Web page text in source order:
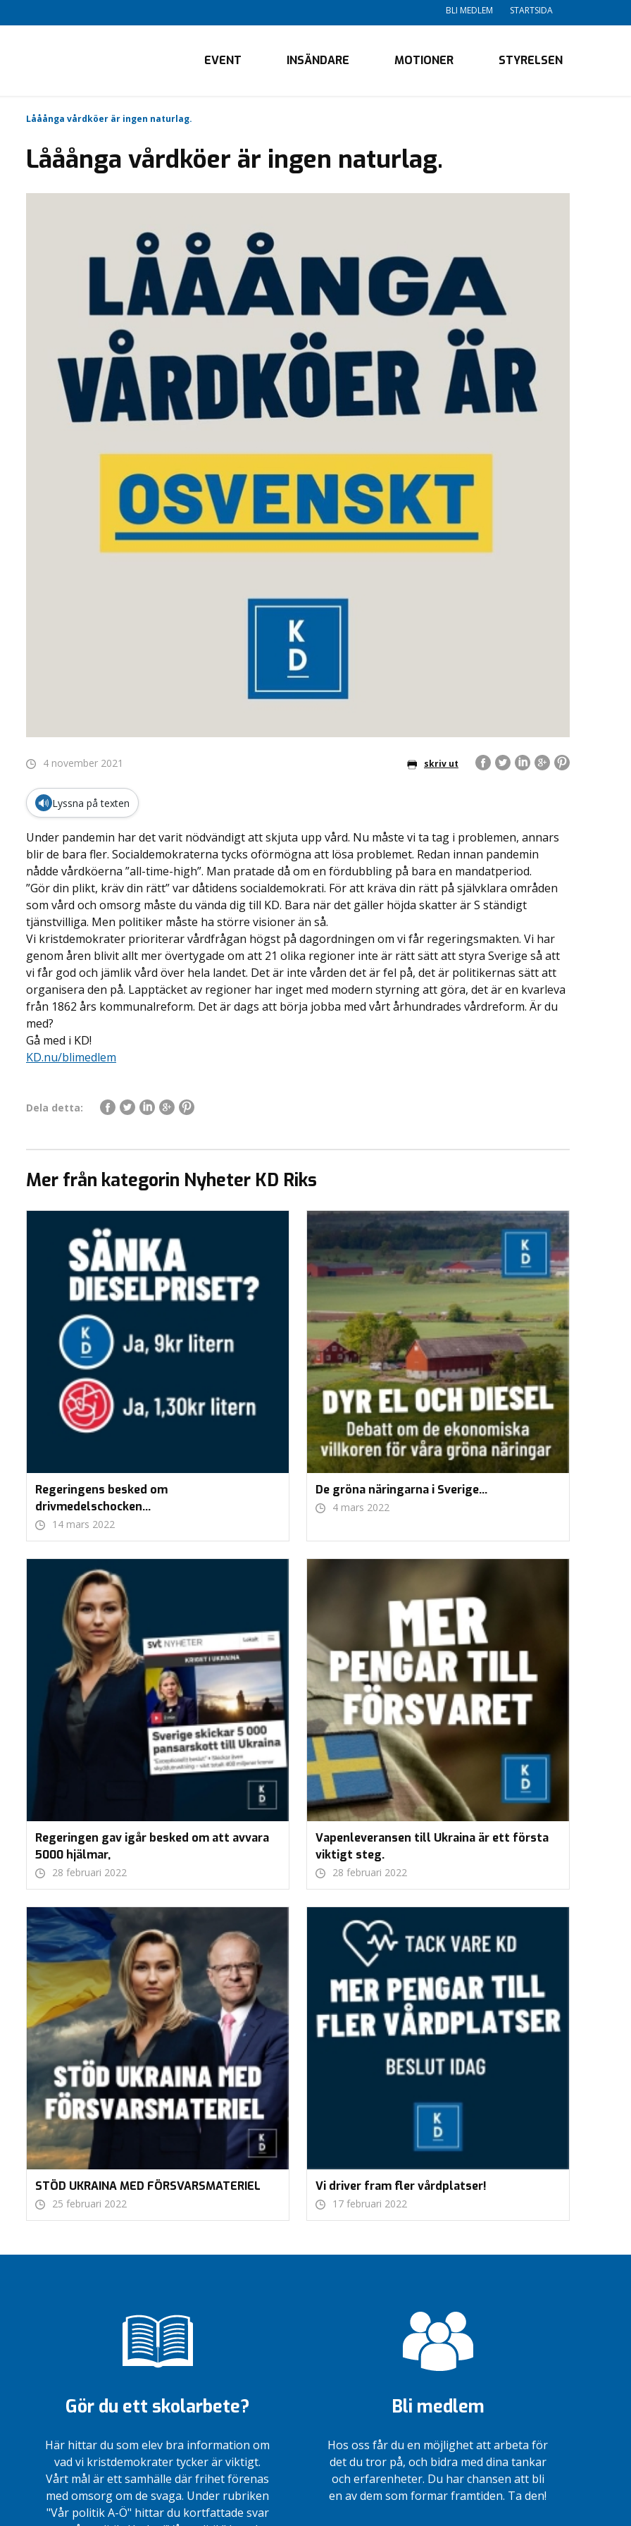
BLI MEDLEM STARTSIDA
EVENT INSÄNDARE MOTIONER STYRELSEN
Lååånga vårdköer är ingen naturlag.
Lååånga vårdköer är ingen naturlag.
4 november 2021 skriv ut
🔊 Lyssna på texten
Under pandemin har det varit nödvändigt att skjuta upp vård. Nu måste vi ta tag i problemen, annars
blir de bara fler. Socialdemokraterna tycks oförmögna att lösa problemet. Redan innan pandemin
nådde vårdköerna ”all-time-high”. Man pratade då om en fördubbling på bara en mandatperiod.
”Gör din plikt, kräv din rätt” var dåtidens socialdemokrati. För att kräva din rätt på självklara områden
som vård och omsorg måste du vända dig till KD. Bara när det gäller höjda skatter är S ständigt
tjänstvilliga. Men politiker måste ha större visioner än så.
Vi kristdemokrater prioriterar vårdfrågan högst på dagordningen om vi får regeringsmakten. Vi har
genom åren blivit allt mer övertygade om att 21 olika regioner inte är rätt sätt att styra Sverige så att
vi får god och jämlik vård över hela landet. Det är inte vården det är fel på, det är politikernas sätt att
organisera den på. Lapptäcket av regioner har inget med modern styrning att göra, det är en kvarleva
från 1862 års kommunalreform. Det är dags att börja jobba med vårt århundrades vårdreform. Är du
med?
Gå med i KD!
KD.nu/blimedlem
Dela detta:
Mer från kategorin Nyheter KD Riks
Regeringens besked om
drivmedelschocken…
14 mars 2022
De gröna näringarna i Sverige…
4 mars 2022
Regeringen gav igår besked om att avvara
5000 hjälmar,
28 februari 2022
Vapenleveransen till Ukraina är ett första
viktigt steg.
28 februari 2022
STÖD UKRAINA MED FÖRSVARSMATERIEL
25 februari 2022
Vi driver fram fler vårdplatser!
17 februari 2022
Gör du ett skolarbete?
Här hittar du som elev bra information om
vad vi kristdemokrater tycker är viktigt.
Vårt mål är ett samhälle där frihet förenas
med omsorg om de svaga. Under rubriken
"Vår politik A-Ö" hittar du kortfattade svar
Bli medlem
Hos oss får du en möjlighet att arbeta för
det du tror på, och bidra med dina tankar
och erfarenheter. Du har chansen att bli
en av dem som formar framtiden. Ta den!